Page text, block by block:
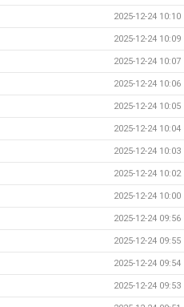
2025-12-24 10:10
2025-12-24 10:09
2025-12-24 10:07
2025-12-24 10:06
2025-12-24 10:05
2025-12-24 10:04
2025-12-24 10:03
2025-12-24 10:02
2025-12-24 10:00
2025-12-24 09:56
2025-12-24 09:55
2025-12-24 09:54
2025-12-24 09:53